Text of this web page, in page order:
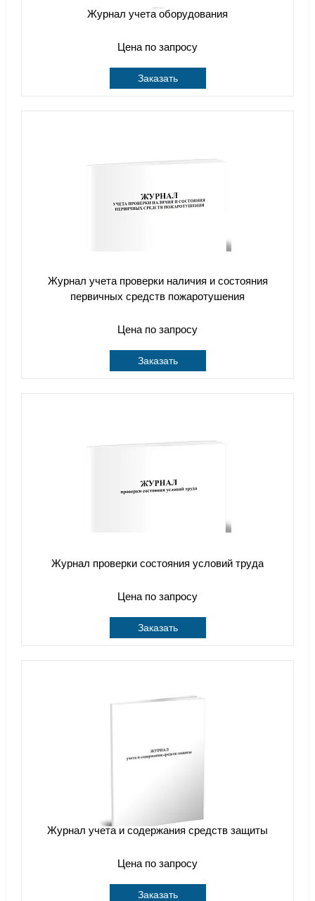
Журнал учета оборудования
Цена по запросу
Заказать
Журнал учета проверки наличия и состояния
первичных средств пожаротушения
Цена по запросу
Заказать
Журнал проверки состояния условий труда
Цена по запросу
Заказать
Журнал учета и содержания средств защиты
Цена по запросу
Заказать